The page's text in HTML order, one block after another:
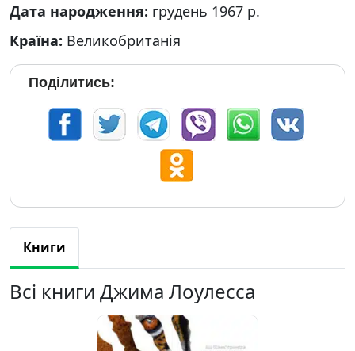
Дата народження: грудень 1967 р.
Країна: Великобританія
Поділитись:
Книги
Всі книги Джима Лоулесса